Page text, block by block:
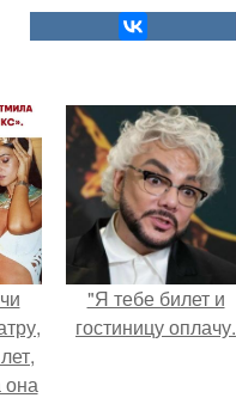
она
"Я тебе билет и
гостиницу оплачу.